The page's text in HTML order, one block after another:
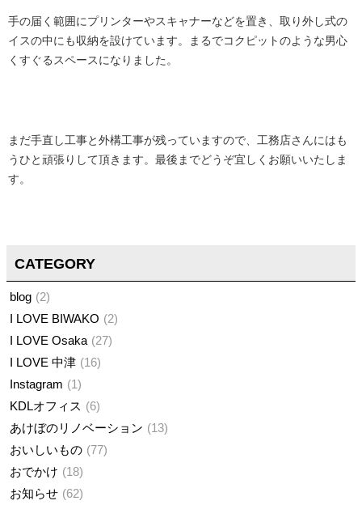
手の届く範囲にプリンターやスキャナーなどを置き、取り外し式の
イスの中にも収納を設けています。まるでコクピットのような男心
くすぐるスペースになりました。
まだ手直し工事と外構工事が残っていますので、工務店さんにはも
うひと頑張りして頂きます。最後までどうぞ宜しくお願いいたしま
す。
CATEGORY
blog
2
I LOVE BIWAKO
2
I LOVE Osaka
27
I LOVE 中津
16
Instagram
1
KDLオフィス
6
あけぼのリノベーション
13
おいしいもの 77
おでかけ
18
お知らせ
62